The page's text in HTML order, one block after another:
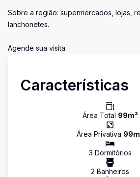
Sobre a região: supermercados, lojas,
lanchonetes.
Agende sua visita.
Características
Área Total 99m²
Área Privativa 99
3 Dormitórios
2 Banheiros